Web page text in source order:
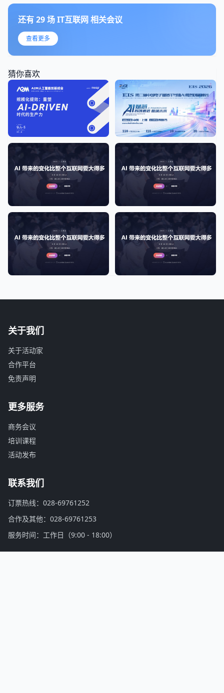
还有29场IT互联网 相关会议
查看更多
猜你喜欢
关于我们
关于活动家
合作平台
免责声明
更多服务
商务会议
培训课程
活动发布
联系我们
订票热线：028-69761252
合作及其他：028-69761253
服务时间：工作日（9:00 - 18:00）